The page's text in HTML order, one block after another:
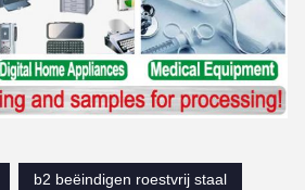
b2 beëindigen roestvrij staal